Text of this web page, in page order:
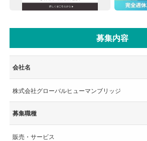
募集内容
会社名
株式会社グローバルヒューマンブリッジ
募集職種
販売・サービス